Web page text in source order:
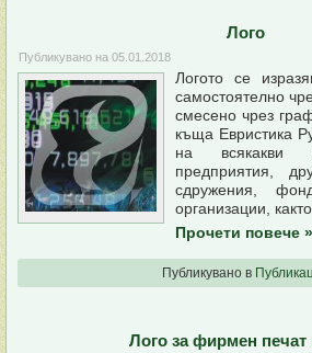
Лого
Публикувано на 05.01.2018
Логото се
самостоятелно
смесено чрез
къща Евристика
на
предприятия,
сдружения,
организации,
Прочети повече »
Публикувано в
Лого за фирмен печат